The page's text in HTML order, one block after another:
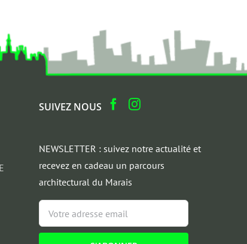
SUIVEZ NOUS
NEWSLETTER : suivez notre actualité et
recevez en cadeau un parcours
architectural du Marais
Email
*